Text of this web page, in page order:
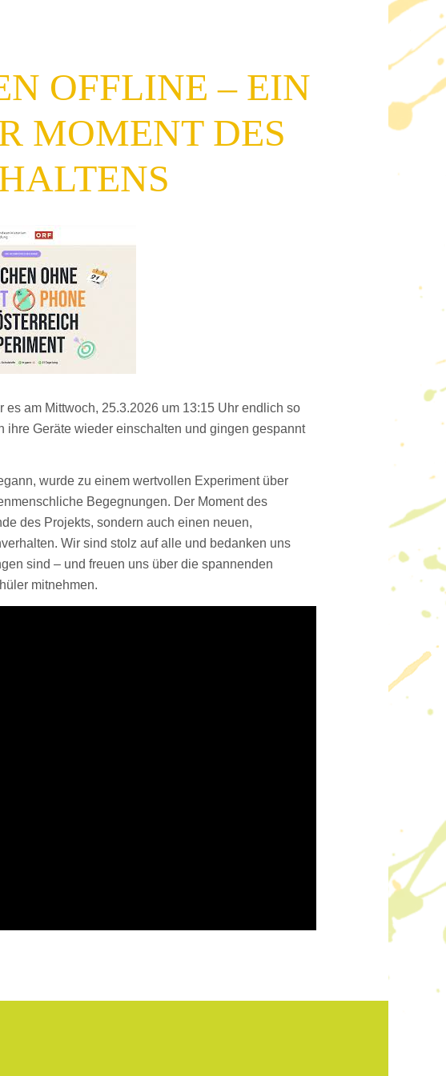
OFFLINE – EIN
MOMENT DES
am Mittwoch, 25.3.2026 um 13:15 Uhr endlich so
Geräte wieder einschalten und gingen gespannt
wurde zu einem wertvollen Experiment über
Begegnungen. Der Moment des
des Projekts, sondern auch einen neuen,
Wir sind stolz auf alle und bedanken uns
sind – und freuen uns über die spannenden
mitnehmen.